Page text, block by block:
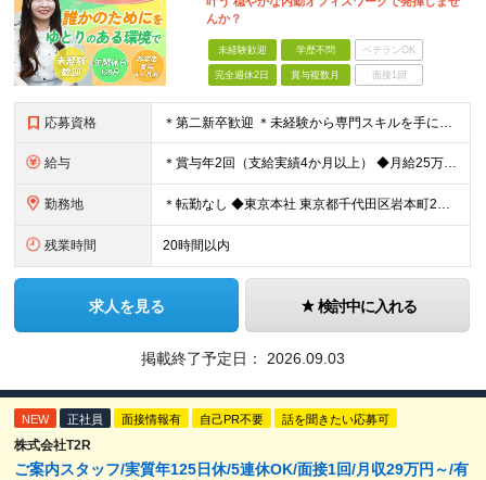
んか？
未経験歓迎 学歴不問 ベテランOK
完全週休2日 賞与複数月 面接1回
応募資格 ＊第二新卒歓迎 ＊未経験から専門スキルを手に！ ◆基本的なPCスキル （WordやExcelでの文字入力、データ編集が可能な程度を想定しています） ◆学歴不問 ★求める人物像： ・「誰かのサポート
給与 ＊賞与年2回（支給実績4か月以上） ◆月給25万円以上（各種手当含む＋残業代＋賞与年2回 ※残業代は全額支給 ※試用期間3か月あり（試用期間中の一部手当の支給なし/給与差異なし） 【固定残業代につ
勤務地 ＊転勤なし ◆東京本社 東京都千代⽥区岩本町2丁⽬8番12号 NKビル9F ※(変更の範囲)変更なし
残業時間 20時間以内
求人を見る 検討中に入れる
掲載終了予定日： 2026.09.03
NEW 正社員 面接情報有 自己PR不要 話を聞きたい応募可
株式会社T2R
ご案内スタッフ/実質年125日休/5連休OK/面接1回/月収29万円～/有